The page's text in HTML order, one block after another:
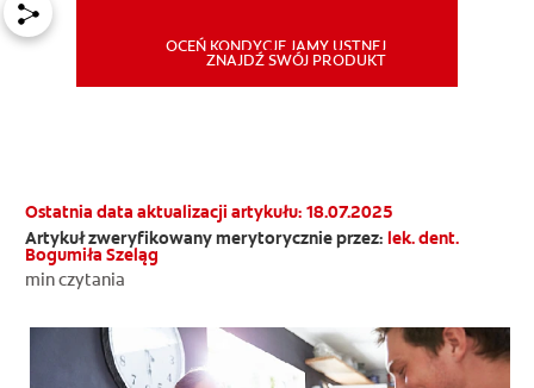
PL
OCEŃ KONDYCJĘ JAMY USTNEJ
ZNAJDŹ SWÓJ PRODUKT
Ostatnia data aktualizacji artykułu: 18.07.2025
Artykuł zweryfikowany merytorycznie przez: lek. dent.
Bogumiła Szeląg
min czytania